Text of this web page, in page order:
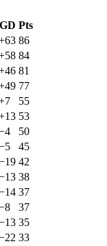
GD Pts
86
84
81
77
55
53
50
45
42
38
37
37
35
33